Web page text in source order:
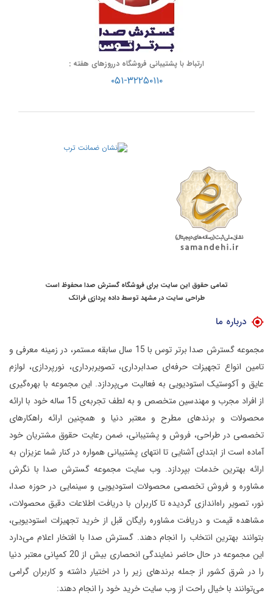
ارتباط با پشتیبانی فروشگاه درروزهای هفته :
۰۵۱-۳۲۲۵۰۱۱۰
تمامی حقوق این سایت برای فروشگاه گسترش صدا محفوظ است
طراحی سایت در مشهد توسطداده پردازی فراتک
درباره ما
مجموعه گسترش صدا برتر توس با 15 سال سابقه مستمر، در زمینه معرفی و
تامین انواع تجهیزات حرفه‌ای صدابرداری، تصویربرداری، نورپردازی، لوازم
عایق و آکوستیک استودیویی به فعالیت می‌پردازد. این مجموعه با بهره‌گیری
از افراد مجرب و مهندسین متخصص و به لطف تجربه‌ی 15 ساله خود با ارائه
محصولات و برندهای مطرح و معتبر دنیا و همچنین ارائه راهکارهای
تخصصی در طراحی، فروش و پشتیبانی، ضمن رعایت حقوق مشتریان خود
آماده است از ابتدای آشنایی تا انتهای پشتیبانی همواره در کنار شما عزیزان به
ارائه بهترین خدمات بپردازد. وب سایت مجموعه گسترش صدا با نگرش
مشاوره و فروش تخصصی محصولات استودیویی و سینمایی در حوزه صدا،
نور، تصویر راه‌اندازی گردیده تا کاربران با دریافت اطلاعات دقیق محصولات،
مشاهده قیمت و دریافت مشاوره رایگان قبل از خرید تجهیزات استودیویی،
بتوانند بهترین انتخاب را انجام دهند. گسترش صدا با افتخار اعلام می‌دارد
این مجموعه در حال حاضر نمایندگی انحصاری بیش از 20 کمپانی معتبر دنیا
را در شرق کشور از جمله برندهای زیر را در اختیار داشته و کاربران گرامی
می‌توانند با خیال راحت از وب سایت خرید خود را انجام دهند: